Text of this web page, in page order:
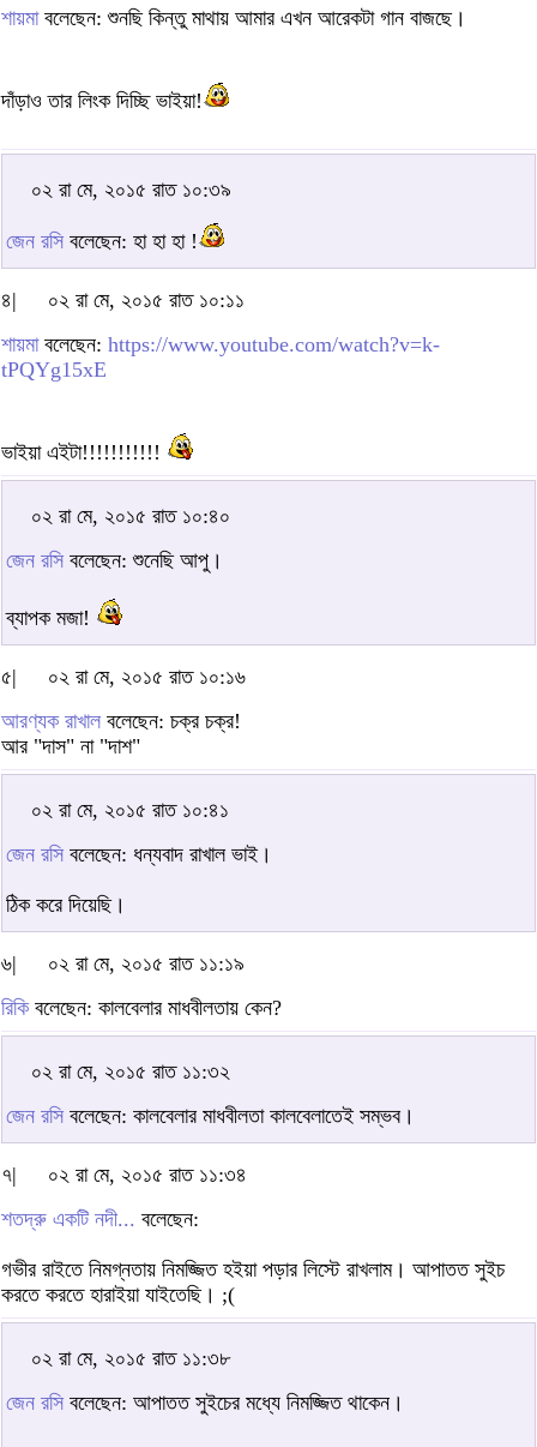
শায়মাবলেছেন: শুনছি কিন্তু মাথায় আমার এখন আরেকটা গান বাজছে।
দাঁড়াও তার লিংক দিচ্ছি ভাইয়া!
০২ রা মে, ২০১৫ রাত ১০:৩৯
জেন রসি বলেছেন: হা হা হা !
৪|
০২ রা মে, ২০১৫ রাত ১০:১১
শায়মাবলেছেন: https://www.youtube.com/watch?v=k-
tPQYg15xE
ভাইয়া এইটা!!!!!!!!!!!
০২ রা মে, ২০১৫ রাত ১০:৪০
জেন রসি বলেছেন: শুনেছি আপু।
ব্যাপক মজা!
৫|
০২ রা মে, ২০১৫ রাত ১০:১৬
আরণ্যক রাখাল বলেছেন: চক্র চক্র!
আর "দাস" না "দাশ"
০২ রা মে, ২০১৫ রাত ১০:৪১
জেন রসি বলেছেন: ধন্যবাদ রাখাল ভাই।
ঠিক করে দিয়েছি।
৬|
০২ রা মে, ২০১৫ রাত ১১:১৯
রিকিবলেছেন: কালবেলার মাধবীলতায় কেন?
০২ রা মে, ২০১৫ রাত ১১:৩২
জেন রসি বলেছেন: কালবেলার মাধবীলতা কালবেলাতেই সম্ভব।
৭|
০২ রা মে, ২০১৫ রাত ১১:৩৪
শতদ্রু একটি নদী... বলেছেন:
গভীর রাইতে নিমগ্নতায় নিমজ্জিত হইয়া পড়ার লিস্টে রাখলাম। আপাতত সুইচ
করতে করতে হারাইয়া যাইতেছি। ;(
০২ রা মে, ২০১৫ রাত ১১:৩৮
জেন রসি বলেছেন: আপাতত সুইচের মধ্যে নিমজ্জিত থাকেন।